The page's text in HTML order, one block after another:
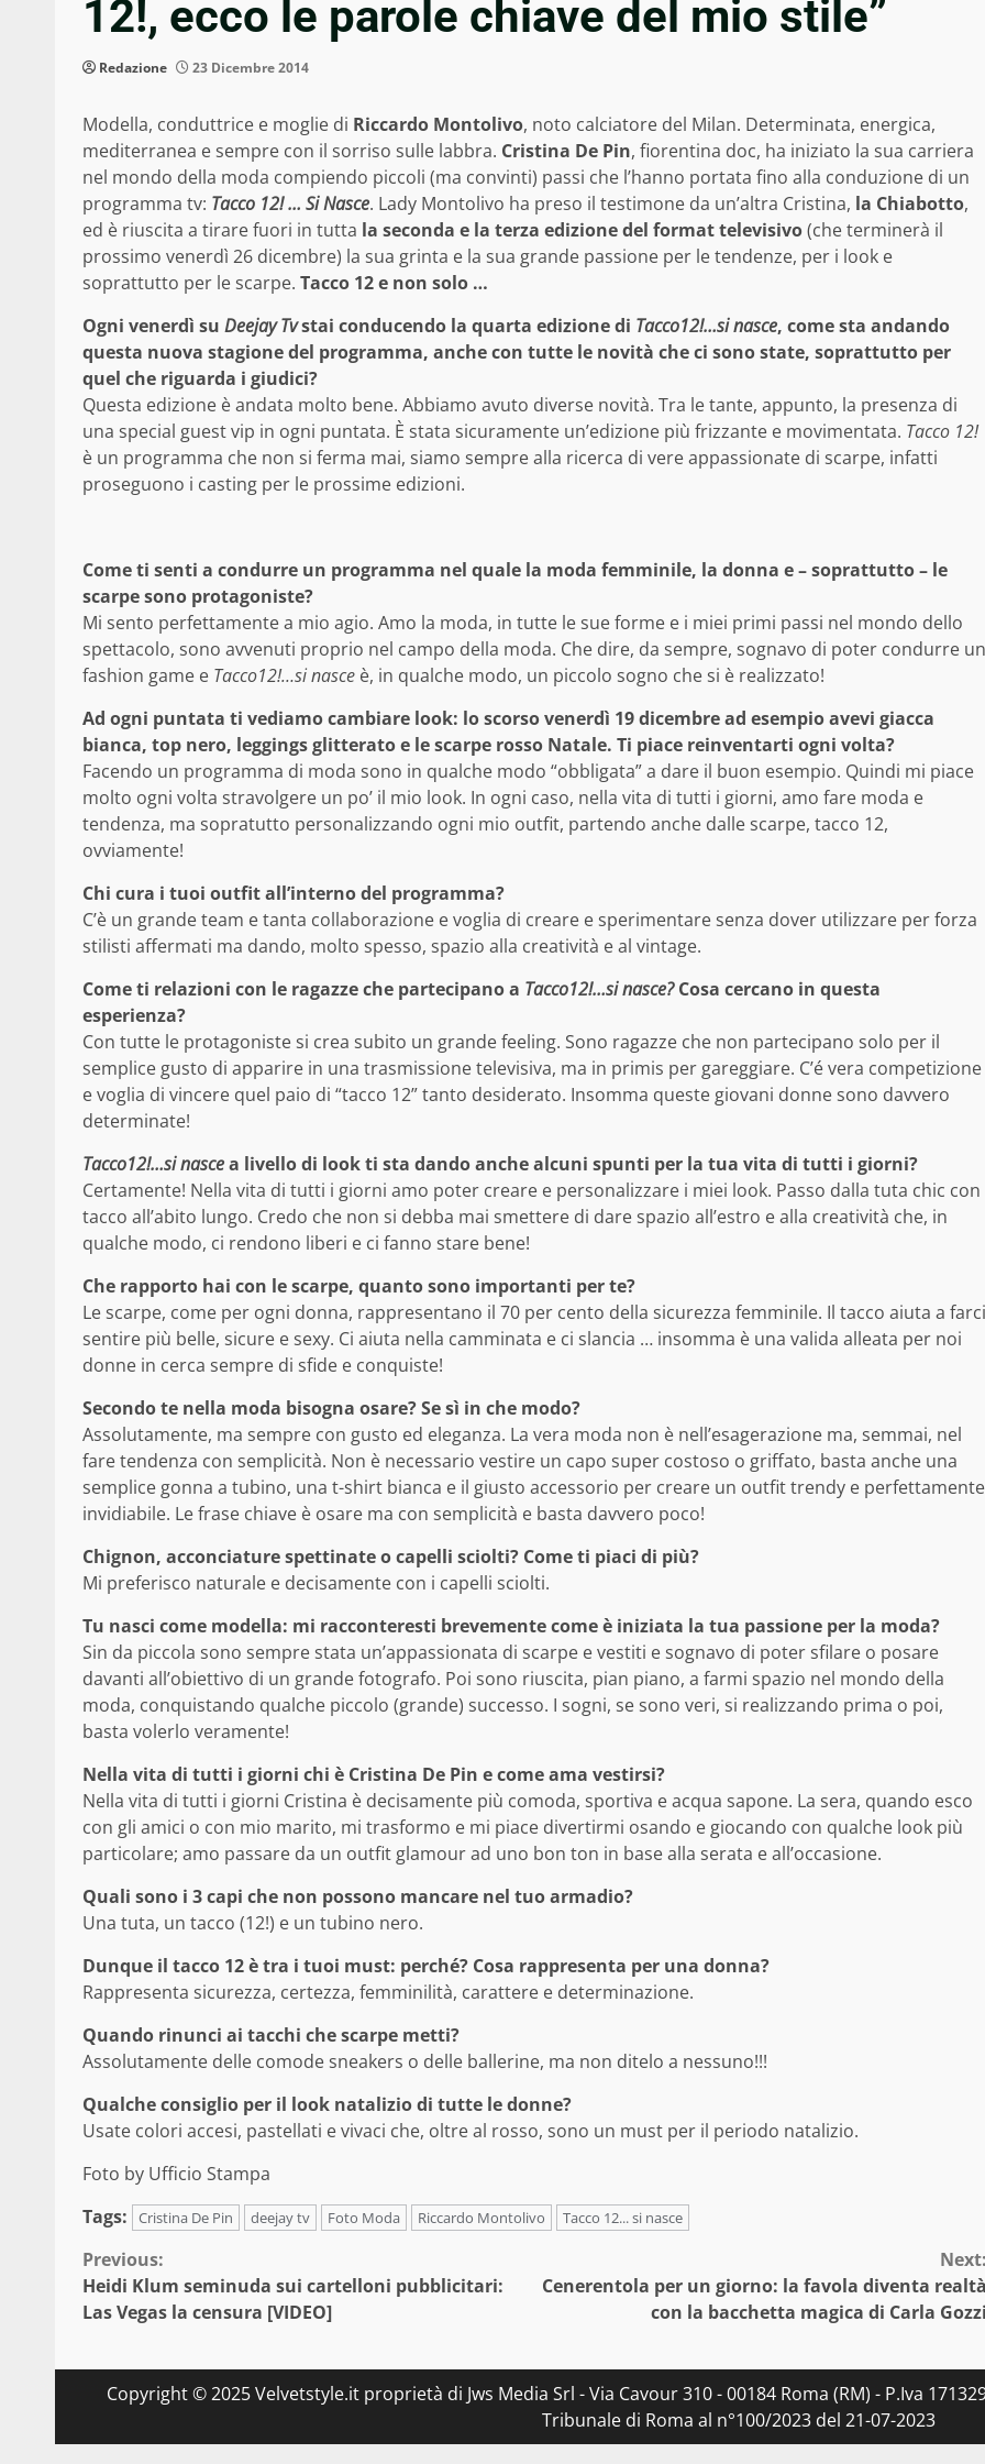
12!, ecco le parole chiave del mio stile”
Redazione 23 Dicembre 2014
Modella, conduttrice e moglie di Riccardo Montolivo, noto calciatore del Milan. Determinata, energica,
mediterranea e sempre con il sorriso sulle labbra. Cristina De Pin, fiorentina doc, ha iniziato la sua carriera
nel mondo della moda compiendo piccoli (ma convinti) passi che l’hanno portata fino alla conduzione di un
programma tv: Tacco 12! … Si Nasce. Lady Montolivo ha preso il testimone da un’altra Cristina, la Chiabotto,
ed è riuscita a tirare fuori in tutta la seconda e la terza edizione del format televisivo(che terminerà il
prossimo venerdì 26 dicembre) la sua grinta e la sua grande passione per le tendenze, per i look e
soprattutto per le scarpe. Tacco 12 e non solo …
Ogni venerdì su Deejay Tvstai conducendo la quarta edizione di Tacco12!…si nasce, come sta andando
questa nuova stagione del programma, anche con tutte le novità che ci sono state, soprattutto per
quel che riguarda i giudici?
Questa edizione è andata molto bene. Abbiamo avuto diverse novità. Tra le tante, appunto, la presenza di
una special guest vip in ogni puntata. È stata sicuramente un’edizione più frizzante e movimentata. Tacco 12!
è un programma che non si ferma mai, siamo sempre alla ricerca di vere appassionate di scarpe, infatti
proseguono i casting per le prossime edizioni.
Come ti senti a condurre un programma nel quale la moda femminile, la donna e – soprattutto – le
scarpe sono protagoniste?
Mi sento perfettamente a mio agio. Amo la moda, in tutte le sue forme e i miei primi passi nel mondo dello
spettacolo, sono avvenuti proprio nel campo della moda. Che dire, da sempre, sognavo di poter condurre un
fashion game e Tacco12!…si nasce è, in qualche modo, un piccolo sogno che si è realizzato!
Ad ogni puntata ti vediamo cambiare look: lo scorso venerdì 19 dicembre ad esempio avevi giacca
bianca, top nero, leggings glitterato e le scarpe rosso Natale. Ti piace reinventarti ogni volta?
Facendo un programma di moda sono in qualche modo “obbligata” a dare il buon esempio. Quindi mi piace
molto ogni volta stravolgere un po’ il mio look. In ogni caso, nella vita di tutti i giorni, amo fare moda e
tendenza, ma sopratutto personalizzando ogni mio outfit, partendo anche dalle scarpe, tacco 12,
ovviamente!
Chi cura i tuoi outfit all’interno del programma?
C’è un grande team e tanta collaborazione e voglia di creare e sperimentare senza dover utilizzare per forza
stilisti affermati ma dando, molto spesso, spazio alla creatività e al vintage.
Come ti relazioni con le ragazze che partecipano a Tacco12!…si nasce?Cosa cercano in questa
esperienza?
Con tutte le protagoniste si crea subito un grande feeling. Sono ragazze che non partecipano solo per il
semplice gusto di apparire in una trasmissione televisiva, ma in primis per gareggiare. C’é vera competizione
e voglia di vincere quel paio di “tacco 12” tanto desiderato. Insomma queste giovani donne sono davvero
determinate!
Tacco12!…si nascea livello di look ti sta dando anche alcuni spunti per la tua vita di tutti i giorni?
Certamente! Nella vita di tutti i giorni amo poter creare e personalizzare i miei look. Passo dalla tuta chic con
tacco all’abito lungo. Credo che non si debba mai smettere di dare spazio all’estro e alla creatività che, in
qualche modo, ci rendono liberi e ci fanno stare bene!
Che rapporto hai con le scarpe, quanto sono importanti per te?
Le scarpe, come per ogni donna, rappresentano il 70 per cento della sicurezza femminile. Il tacco aiuta a farci
sentire più belle, sicure e sexy. Ci aiuta nella camminata e ci slancia … insomma è una valida alleata per noi
donne in cerca sempre di sfide e conquiste!
Secondo te nella moda bisogna osare? Se sì in che modo?
Assolutamente, ma sempre con gusto ed eleganza. La vera moda non è nell’esagerazione ma, semmai, nel
fare tendenza con semplicità. Non è necessario vestire un capo super costoso o griffato, basta anche una
semplice gonna a tubino, una t-shirt bianca e il giusto accessorio per creare un outfit trendy e perfettamente
invidiabile. Le frase chiave è osare ma con semplicità e basta davvero poco!
Chignon, acconciature spettinate o capelli sciolti? Come ti piaci di più?
Mi preferisco naturale e decisamente con i capelli sciolti.
Tu nasci come modella: mi racconteresti brevemente come è iniziata la tua passione per la moda?
Sin da piccola sono sempre stata un’appassionata di scarpe e vestiti e sognavo di poter sfilare o posare
davanti all’obiettivo di un grande fotografo. Poi sono riuscita, pian piano, a farmi spazio nel mondo della
moda, conquistando qualche piccolo (grande) successo. I sogni, se sono veri, si realizzando prima o poi,
basta volerlo veramente!
Nella vita di tutti i giorni chi è Cristina De Pin e come ama vestirsi?
Nella vita di tutti i giorni Cristina è decisamente più comoda, sportiva e acqua sapone. La sera, quando esco
con gli amici o con mio marito, mi trasformo e mi piace divertirmi osando e giocando con qualche look più
particolare; amo passare da un outfit glamour ad uno bon ton in base alla serata e all’occasione.
Quali sono i 3 capi che non possono mancare nel tuo armadio?
Una tuta, un tacco (12!) e un tubino nero.
Dunque il tacco 12 è tra i tuoi must: perché? Cosa rappresenta per una donna?
Rappresenta sicurezza, certezza, femminilità, carattere e determinazione.
Quando rinunci ai tacchi che scarpe metti?
Assolutamente delle comode sneakers o delle ballerine, ma non ditelo a nessuno!!!
Qualche consiglio per il look natalizio di tutte le donne?
Usate colori accesi, pastellati e vivaci che, oltre al rosso, sono un must per il periodo natalizio.
Foto by Ufficio Stampa
Tags:
Cristina De Pin deejay tv Foto Moda Riccardo Montolivo Tacco 12... si nasce
Continue
Reading
Previous:
Heidi Klum seminuda sui cartelloni pubblicitari:
Las Vegas la censura [VIDEO]
Cenerentola per un giorno: la favola diventa
con la bacchetta magica di Carla
Copyright © 2025 Velvetstyle.it proprietà di Jws Media Srl - Via Cavour 310 - 00184 Roma (RM) - P.Iva
Tribunale di Roma al n°100/2023 del 21-07-2023